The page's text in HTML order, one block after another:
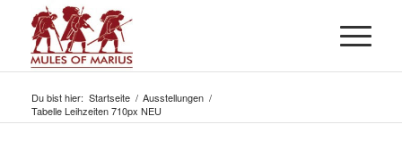
Du bist hier: Startseite / Ausstellungen /
Tabelle Leihzeiten 710px NEU